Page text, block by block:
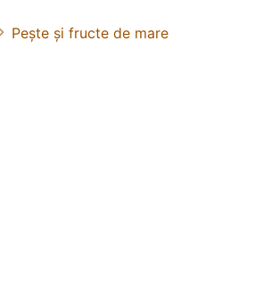
Pește și fructe de mare